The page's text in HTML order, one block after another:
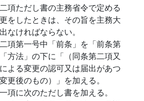
項ただし書の主務省令で定める
をしたときは、その旨を主務大
なければならない。
項第一号中「前条」を「前条第
方法」の下に「（同条第二項又
よる変更の認可又は届出があつ
更後のもの）」を加える。
項に次のただし書を加える。